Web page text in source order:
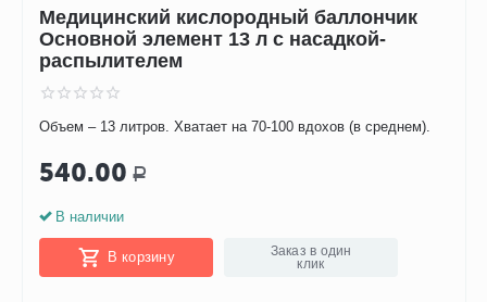
Медицинский кислородный баллончик
Основной элемент 13 л с насадкой-
распылителем
Объем – 13 литров. Хватает на 70-100 вдохов (в среднем).
540.00 Р
В наличии
В корзину
Заказ в один
клик